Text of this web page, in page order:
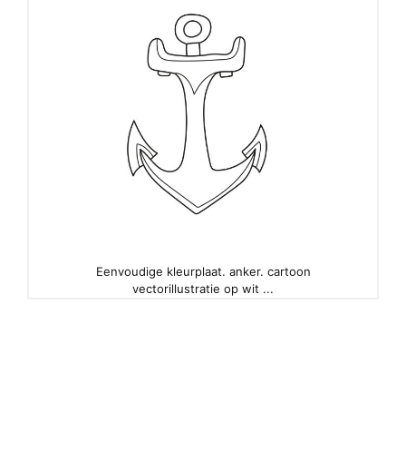
Eenvoudige kleurplaat. anker. cartoon
vectorillustratie op wit ...